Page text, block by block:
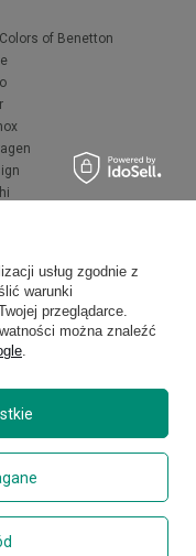
of Benetton
prawa zastrzeżone.
usług zgodnie z
warunki
przeglądarce.
można znaleźć
.